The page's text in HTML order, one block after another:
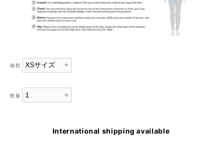
種類
数量
International shipping available